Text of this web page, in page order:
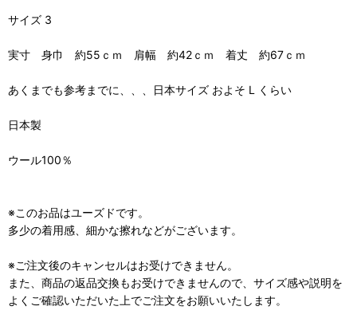
サイズ 3
実寸 身巾 約55ｃｍ 肩幅 約42ｃｍ 着丈 約67ｃｍ
あくまでも参考までに、、、日本サイズ およそ L くらい
日本製
ウール100％
※このお品はユーズドです。
多少の着用感、細かな擦れなどがございます。
※ご注文後のキャンセルはお受けできません。
また、商品の返品交換もお受けできませんので、サイズ感や説明を
よくご確認いただいた上でご注文をお願いいたします。